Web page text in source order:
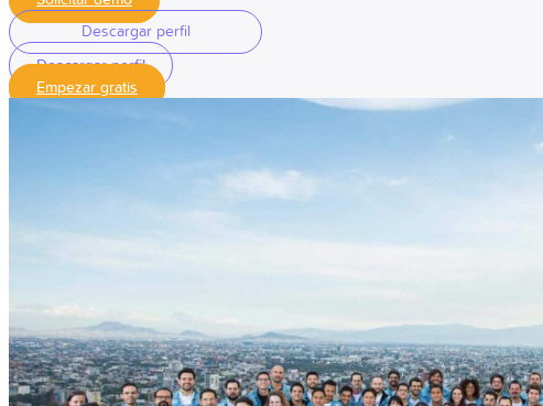
Descargar perfil
Descargar perfil
Empezar gratis